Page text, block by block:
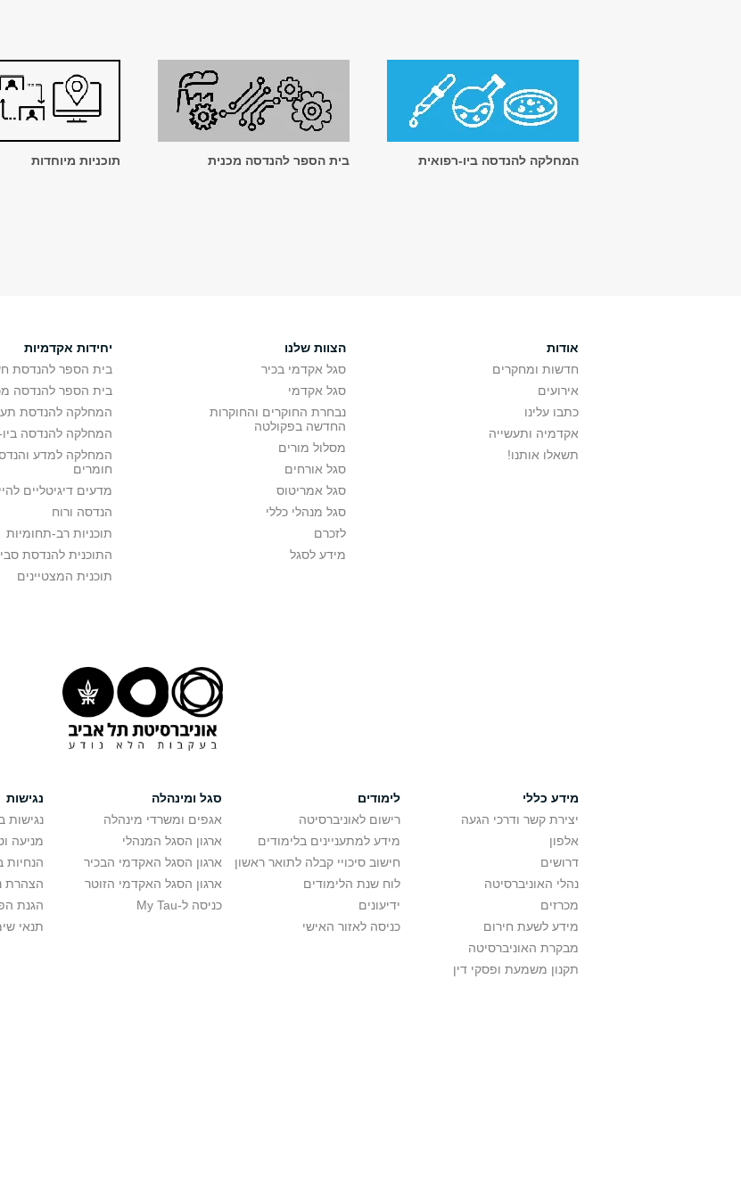
המחלקה להנדסה ביו-רפואית בית הספר להנדסה מכנית תוכניות מיוחדות
אודות
חדשות ומחקרים
אירועים
כתבו עלינו
אקדמיה ותעשייה
תשאלו אותנו!
הצוות שלנו
סגל אקדמי בכיר
סגל אקדמי
נבחרת החוקרים והחוקרות
החדשה בפקולטה
מסלול מורים
סגל אורחים
סגל אמריטוס
סגל מנהלי כללי
לזכרם
מידע לסגל
יחידות אקדמיות
בית הספר להנדסת
בית הספר להנדסה
המחלקה להנדסת
המחלקה להנדסה
המחלקה למדע
חומרים
מדעים דיגיטליים
הנדסה ורוח
תוכניות רב-תחומיות
התוכנית להנדסת
תוכנית המצטיינים
מידע כללי
יצירת קשר ודרכי הגעה
אלפון
דרושים
נהלי האוניברסיטה
מכרזים
מידע לשעת חירום
מבקרת האוניברסיטה
תקנון משמעת ופסקי דין
לימודים
רישום לאוניברסיטה
מידע למתעניינים בלימודים
חישוב סיכויי קבלה לתואר ראשון
לוח שנת הלימודים
ידיעונים
כניסה לאזור האישי
סגל ומינהלה
אגפים ומשרדי מינהלה
ארגון הסגל המנהלי
ארגון הסגל האקדמי הבכיר
ארגון הסגל האקדמי הזוטר
כניסה ל-My Tau
נגישות
נגישות
מניעה
הצהרת
הגנת
תנאי